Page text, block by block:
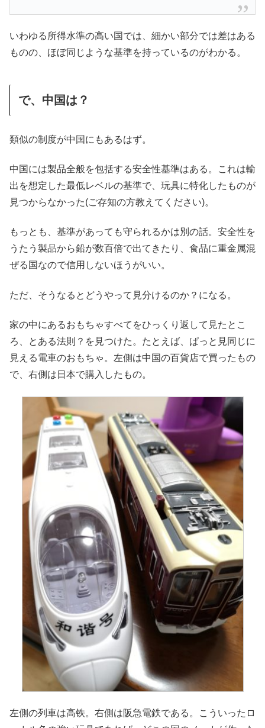
いわゆる所得水準の高い国では、細かい部分では差はある
ものの、ほぼ同じような基準を持っているのがわかる。
で、中国は？
類似の制度が中国にもあるはず。
中国には製品全般を包括する安全性基準はある。これは輸
出を想定した最低レベルの基準で、玩具に特化したものが
見つからなかった(ご存知の方教えてください)。
もっとも、基準があっても守られるかは別の話。安全性を
うたう製品から鉛が数百倍で出てきたり、食品に重金属混
ぜる国なので信用しないほうがいい。
ただ、そうなるとどうやって見分けるのか？になる。
家の中にあるおもちゃすべてをひっくり返して見たとこ
ろ、とある法則？を見つけた。たとえば、ぱっと見同じに
見える電車のおもちゃ。左側は中国の百貨店で買ったもの
で、右側は日本で購入したもの。
左側の列車は高铁。右側は阪急電鉄である。こういったロ